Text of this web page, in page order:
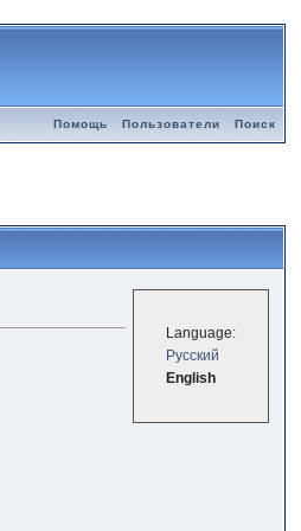
Помощь Пользователи Поиск
Language:
Русский
English